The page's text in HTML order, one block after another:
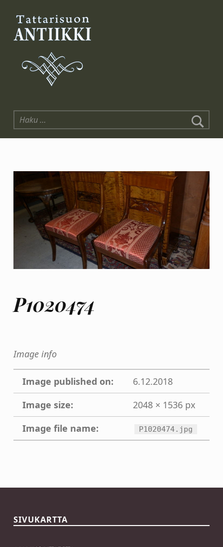
Tattarisuon Antiikki
Haku:
P1020474
Image info
Image published on:
6.12.2018
Image size:
2048 × 1536 px
Image file name:
P1020474.jpg
SIVUKARTTA